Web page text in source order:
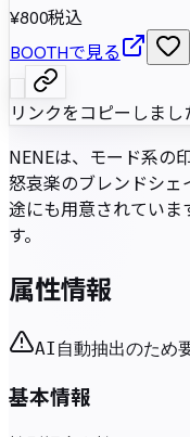
¥800税込
BOOTHで見る
リンクをコピーしまし
NENEは、モード系の
怒哀楽のブレンドシェ
途にも用意されてい
す。
属性情報
AI自動抽出のため
基本情報